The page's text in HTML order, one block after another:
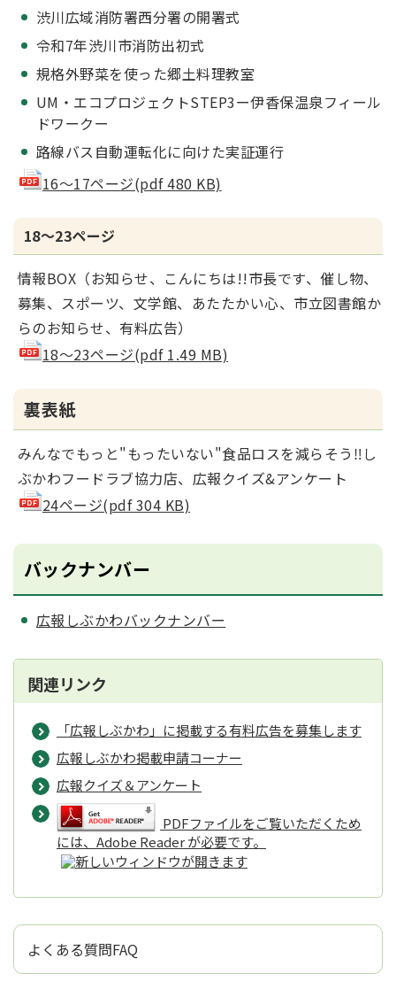
渋川広域消防署西分署の開署式
令和7年渋川市消防出初式
規格外野菜を使った郷土料理教室
UM・エコプロジェクトSTEP3ー伊香保温泉フィール
ドワークー
路線バス自動運転化に向けた実証運行
16～17ページ(pdf 480 KB)
18～23ページ
情報BOX（お知らせ、こんにちは!!市長です、催し物、
募集、スポーツ、文学館、あたたかい心、市立図書館か
らのお知らせ、有料広告）
18～23ページ(pdf 1.49 MB)
裏表紙
みんなでもっと"もったいない"食品ロスを減らそう‼し
ぶかわフードラブ協力店、広報クイズ&アンケート
24ページ(pdf 304 KB)
バックナンバー
広報しぶかわバックナンバー
関連リンク
「広報しぶかわ」に掲載する有料広告を募集します
広報しぶかわ掲載申請コーナー
広報クイズ＆アンケート
PDFファイルをご覧いただくため
には、Adobe Reader が必要です。
よくある質問FAQ